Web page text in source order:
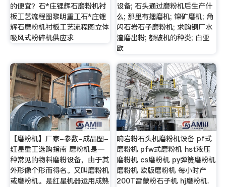
的便宜？石*庄锂辉石磨粉机衬
板工艺流程图黎明重工石*庄锂
辉石磨粉机衬板工艺流程图立体
吸风式粉碎机供应求
设备; 石头通过磨粉机后生产什
么; 那里有擂磨机; 镍矿磨机; 角
闪石岩石子磨粉机; 求购钢厂水
渣磨出粉; 额破机的种类; 白亚
欧
【磨粉机】厂家-参数-成品图-
红星重工选购指南 磨粉机是一
种常见的物料磨粉设备，由于其
外形像个形而得名。又叫磨粉机
或磨粉机。是红星机器运用成熟
响岩粉石头机磨粉机设备 pf式
磨粉机 pfw式磨粉机 hst液压
磨粉机 cs磨粉机 py弹簧磨粉机
磨粉机 欧版磨粉机 每小时产
200T雷蒙粉石子机 hj磨粉机.